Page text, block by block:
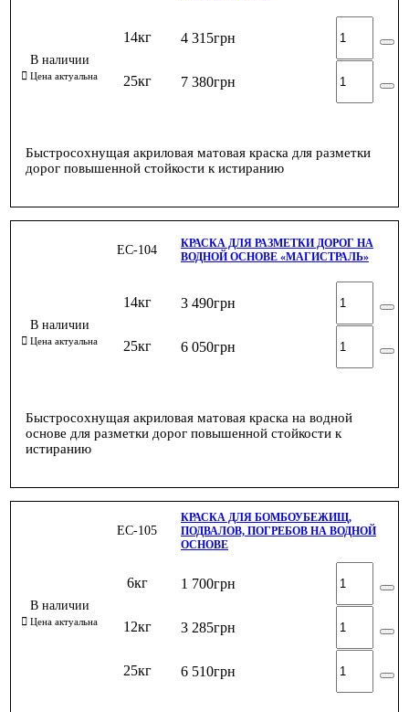
14кг 4 315грн
25кг 7 380грн
Быстросохнущая акриловая матовая краска для разметки
дорог повышенной стойкости к истиранию
ЕС-104
КРАСКА ДЛЯ РАЗМЕТКИ ДОРОГ НА
ВОДНОЙ ОСНОВЕ «МАГИСТРАЛЬ»
14кг 3 490грн
25кг 6 050грн
Быстросохнущая акриловая матовая краска на водной
основе для разметки дорог повышенной стойкости к
истиранию
ЕС-105
КРАСКА ДЛЯ БОМБОУБЕЖИЩ,
ПОДВАЛОВ, ПОГРЕБОВ НА ВОДНОЙ
ОСНОВЕ
6кг 1 700грн
12кг 3 285грн
25кг 6 510грн